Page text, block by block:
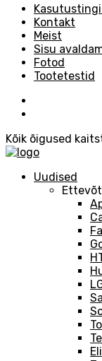
Kontakt
Meist
Sisu
Fotod
Tootetestid
Kõik õigused
Uudised